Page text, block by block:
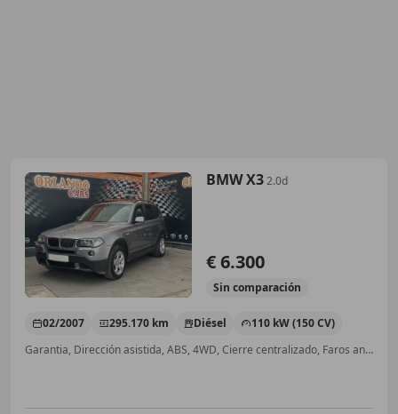
BMW X32.0d
€ 6.300
Sin comparación
02/2007 295.170 km Diésel
110 kW (150 CV)
Garantia, Dirección asistida, ABS, 4WD, Cierre centralizado, Faros antiniebla, Isofix, Control de tracción